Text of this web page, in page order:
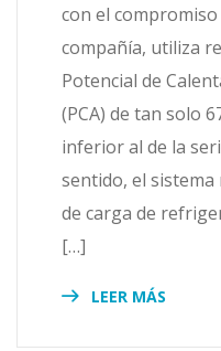
con el
compañía, utiliza
Potencial de
(PCA) de tan solo
inferior al de la
sentido, el
de carga de
[…]
LEER MÁS